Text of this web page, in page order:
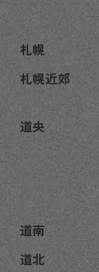
札幌
札幌近郊
道央
道南
道北